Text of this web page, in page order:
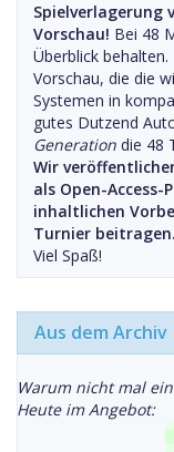
Spielverlagerung
Vorschau! Bei 48
Überblick
Vorschau, die die
Systemen in
gutes Dutzend
Generation die 48
Wir
als Open-
inhaltlichen
Turnier
Viel Spaß!
Aus dem Archiv
Warum nicht mal
Heute im Angebot: